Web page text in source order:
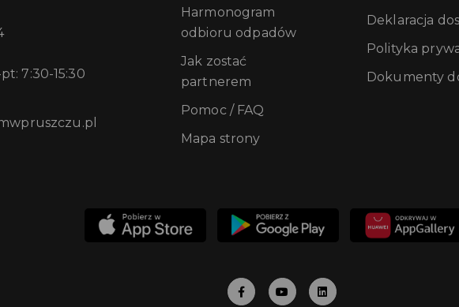
7:30-15:30
Harmonogram
odbioru odpadów
Jak zostać
partnerem
Pomoc / FAQ
Mapa strony
Deklaracja
Polityka
Dokumenty